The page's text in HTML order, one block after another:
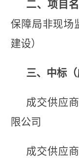
二、项目名
保障局非现场
建设）
三、中标（
成交供应商
限公司
成交供应